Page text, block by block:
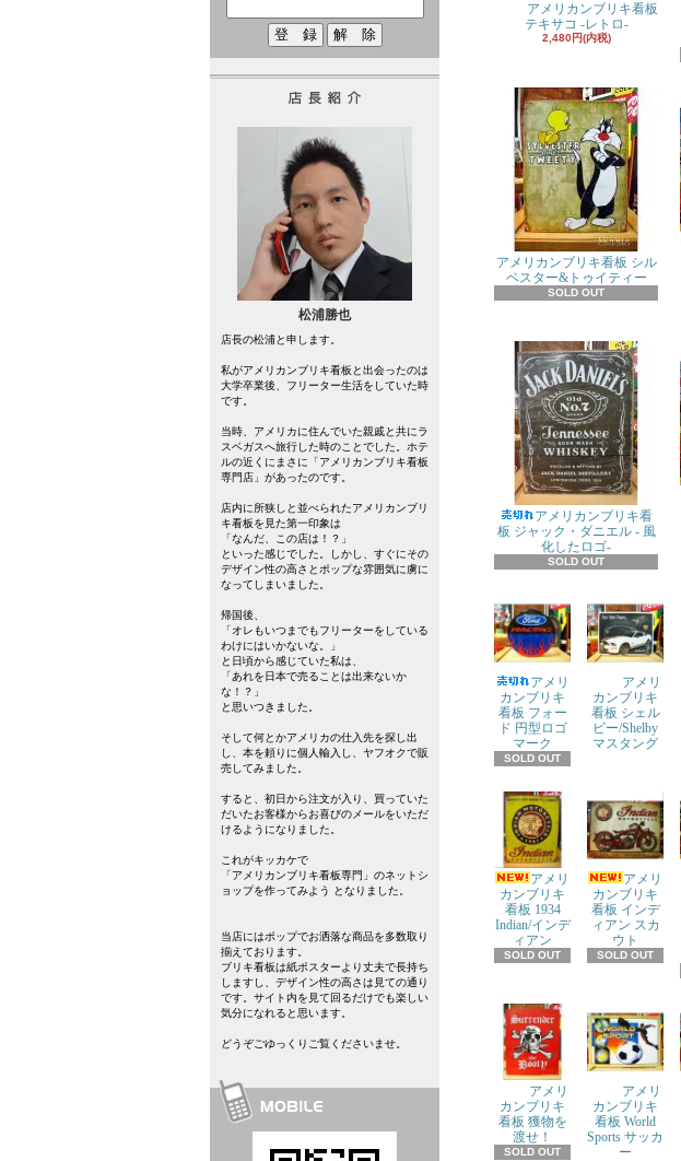
松浦勝也
店長の松浦と申します。
私がアメリカンブリキ看板と出会ったのは
大学卒業後、フリーター生活をしていた時
です。
当時、アメリカに住んでいた親戚と共にラ
スベガスへ旅行した時のことでした。ホテ
ルの近くにまさに「アメリカンブリキ看板
専門店」があったのです。
店内に所狭しと並べられたアメリカンブリ
キ看板を見た第一印象は
「なんだ、この店は！？」
といった感じでした。しかし、すぐにその
デザイン性の高さとポップな雰囲気に虜に
なってしまいました。
帰国後、
「オレもいつまでもフリーターをしている
わけにはいかないな。」
と日頃から感じていた私は、
「あれを日本で売ることは出来ないか
な！？」
と思いつきました。
そして何とかアメリカの仕入先を探し出
し、本を頼りに個人輸入し、ヤフオクで販
売してみました。
すると、初日から注文が入り、買っていた
だいたお客様からお喜びのメールをいただ
けるようになりました。
これがキッカケで
「アメリカンブリキ看板専門」のネットシ
ョップを作ってみよう となりました。
当店にはポップでお洒落な商品を多数取り
揃えております。
ブリキ看板は紙ポスターより丈夫で長持ち
しますし、デザイン性の高さは見ての通り
です。サイト内を見て回るだけでも楽しい
気分になれると思います。
どうぞごゆっくりご覧くださいませ。
アメリカンブリキ看板
テキサコ -レトロ-
2,480円(内税)
アメリカンブリキ看板 シル
ベスター&トゥイティー
SOLD OUT
アメリカンブリキ看
板 ジャック・ダニエル - 風
化したロゴ-
SOLD OUT
アメリ
カンブリキ
看板 フォー
ド 円型ロゴ
マーク
SOLD OUT
アメリ
カンブリキ
看板 シェル
ビー/Shelby
マスタング
アメリ
カンブリキ
看板 1934
Indian/インデ
ィアン
SOLD OUT
アメリ
カンブリキ
看板 インデ
ィアン スカ
ウト
SOLD OUT
アメリ
カンブリキ
看板 獲物を
渡せ！
SOLD OUT
アメリ
カンブリキ
看板 World
Sports サッカ
ー